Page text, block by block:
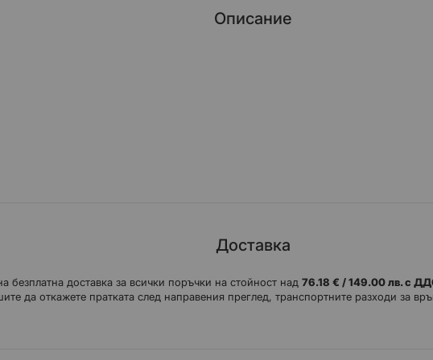
Описание
технически характеристики: външна част с водоотблъскваща
в зоните на скоростния лост, водоустойчива подплата, превъзходна
Доставка
безплатна доставка за всички поръчки на стойност над 76.18 € / 149.00 лв. с
да откажете пратката след направения преглед, транспортните разходи за